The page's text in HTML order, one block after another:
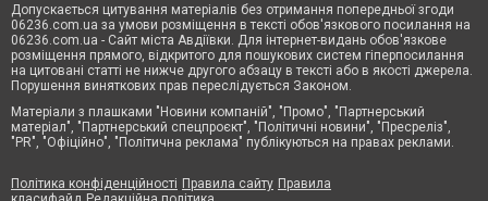
Допускається цитування матеріалів без отримання попередньої згоди
06236.com.ua за умови розміщення в тексті обов'язкового посилання на
06236.com.ua - Сайт міста Авдіївки. Для інтернет-видань обов'язкове
розміщення прямого, відкритого для пошукових систем гіперпосилання
на цитовані статті не нижче другого абзацу в тексті або в якості джерела.
Порушення виняткових прав переслідується Законом.
Матеріали з плашками "Новини компаній", "Промо", "Партнерський
матеріал", "Партнерський спецпроєкт", "Політичні новини", "Пресреліз",
"PR", "Офіційно", "Політична реклама" публікуються на правах реклами.
Політика конфіденційності Правила сайту Правила